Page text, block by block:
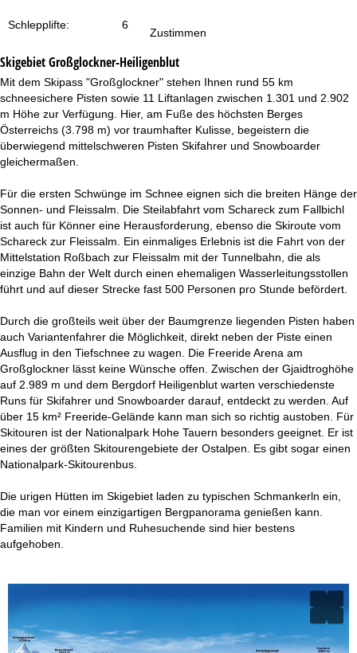
Zustimmen
Schlepplifte: 6
SkigebietGroßglockner-Heiligenblut
Mit dem Skipass "Großglockner" stehen Ihnen rund 55 km
schneesichere Pisten sowie 11 Liftanlagen zwischen 1.301 und 2.902
m Höhe zur Verfügung. Hier, am Fuße des höchsten Berges
Österreichs (3.798 m) vor traumhafter Kulisse, begeistern die
überwiegend mittelschweren Pisten Skifahrer und Snowboarder
gleichermaßen.
Für die ersten Schwünge im Schnee eignen sich die breiten Hänge der
Sonnen- und Fleissalm. Die Steilabfahrt vom Schareck zum Fallbichl
ist auch für Könner eine Herausforderung, ebenso die Skiroute vom
Schareck zur Fleissalm. Ein einmaliges Erlebnis ist die Fahrt von der
Mittelstation Roßbach zur Fleissalm mit der Tunnelbahn, die als
einzige Bahn der Welt durch einen ehemaligen Wasserleitungsstollen
führt und auf dieser Strecke fast 500 Personen pro Stunde befördert.
Durch die großteils weit über der Baumgrenze liegenden Pisten haben
auch Variantenfahrer die Möglichkeit, direkt neben der Piste einen
Ausflug in den Tiefschnee zu wagen. Die Freeride Arena am
Großglockner lässt keine Wünsche offen. Zwischen der Gjaidtroghöhe
auf 2.989 m und dem Bergdorf Heiligenblut warten verschiedenste
Runs für Skifahrer und Snowboarder darauf, entdeckt zu werden. Auf
über 15 km² Freeride-Gelände kann man sich so richtig austoben. Für
Skitouren ist der Nationalpark Hohe Tauern besonders geeignet. Er ist
eines der größten Skitourengebiete der Ostalpen. Es gibt sogar einen
Nationalpark-Skitourenbus.
Die urigen Hütten im Skigebiet laden zu typischen Schmankerln ein,
die man vor einem einzigartigen Bergpanorama genießen kann.
Familien mit Kindern und Ruhesuchende sind hier bestens
aufgehoben.